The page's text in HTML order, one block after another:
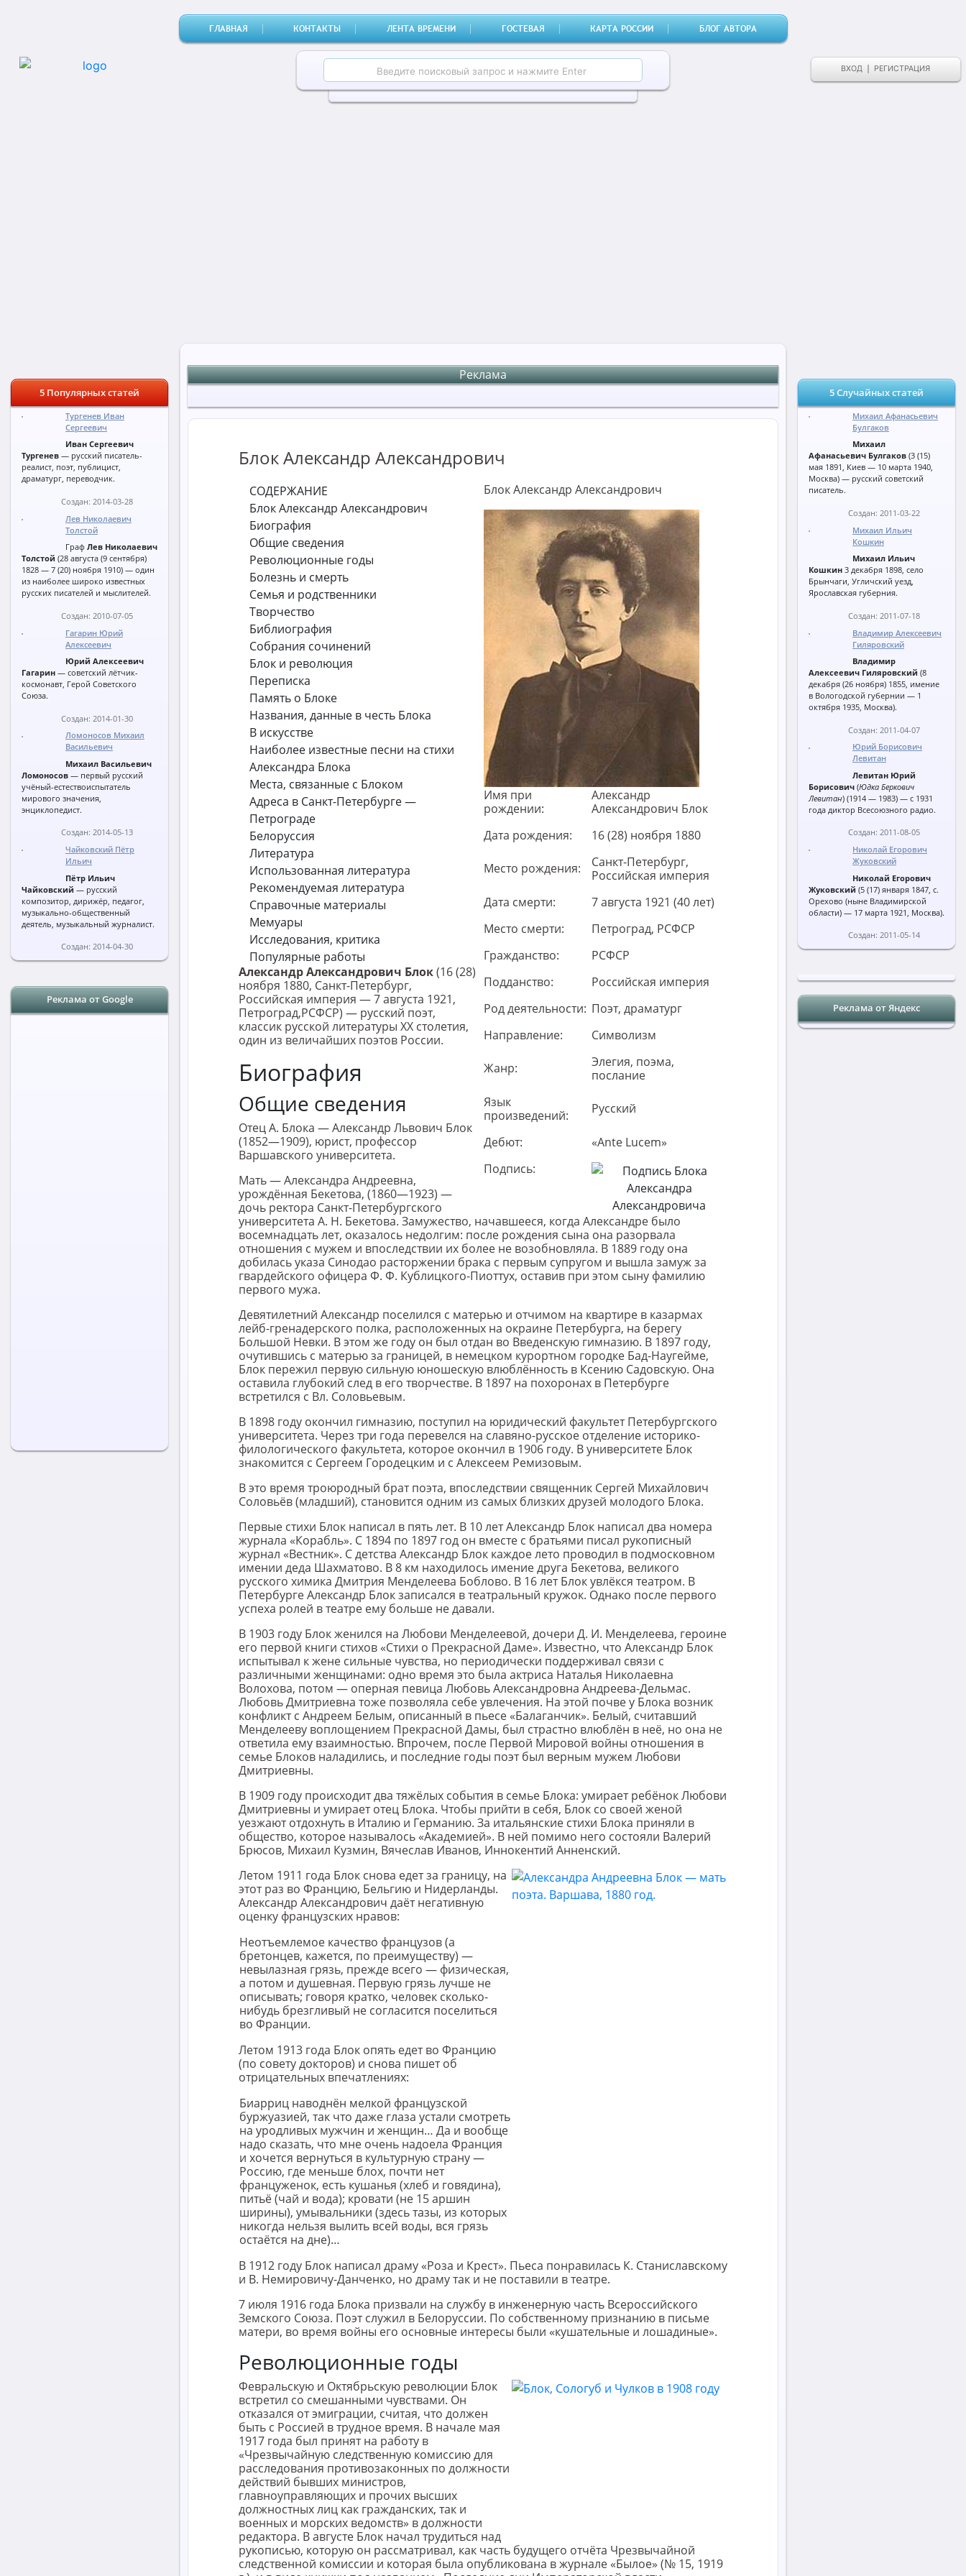
ГЛАВНАЯ КОНТАКТЫ ЛЕНТА ВРЕМЕНИ ГОСТЕВАЯ КАРТА РОССИИ БЛОГ АВТОРА
ВХОД РЕГИСТРАЦИЯ
5 Популярных статей
Тургенев Иван
Сергеевич
Иван Сергеевич
Тургенев — русский писатель-
реалист, поэт, публицист,
драматург, переводчик.
Создан: 2014-03-28
Лев Николаевич
Толстой
Граф Лев Николаевич
Толстой (28 августа (9 сентября)
1828 — 7 (20) ноября 1910) — один
из наиболее широко известных
русских писателей и мыслителей.
Создан: 2010-07-05
Гагарин Юрий
Алексеевич
Юрий Алексеевич
Гагарин — советский лётчик-
космонавт, Герой Советского
Союза.
Создан: 2014-01-30
Ломоносов Михаил
Васильевич
Михаил Васильевич
Ломоносов — первый русский
учёный-естествоиспытатель
мирового значения,
энциклопедист.
Создан: 2014-05-13
Чайковский Пётр
Ильич
Пётр Ильич
Чайковский — русский
композитор, дирижёр, педагог,
музыкально-общественный
деятель, музыкальный журналист.
Создан: 2014-04-30
Реклама от Google
Реклама
Блок Александр Александрович
Блок Александр Александрович
Имя при
рождении:
Александр
Александрович Блок
Дата рождения:
16 (28) ноября 1880
Место рождения:
Санкт-Петербург,
Российская империя
Дата смерти:
7 августа 1921 (40 лет)
Место смерти:
Петроград, РСФСР
Гражданство:
РСФСР
Подданство:
Российская империя
Род деятельности: Поэт, драматург
Направление:
Символизм
Жанр:
Элегия, поэма,
послание
Язык
произведений:
Русский
Дебют:
«Ante Lucem»
Подпись:
СОДЕРЖАНИЕ
Блок Александр Александрович
Биография
Общие сведения
Революционные годы
Болезнь и смерть
Семья и родственники
Творчество
Библиография
Собрания сочинений
Блок и революция
Переписка
Память о Блоке
Названия, данные в честь Блока
В искусстве
Наиболее известные песни на стихи
Александра Блока
Места, связанные с Блоком
Адреса в Санкт-Петербурге —
Петрограде
Белоруссия
Литература
Использованная литература
Рекомендуемая литература
Справочные материалы
Мемуары
Исследования, критика
Популярные работы
Александр Александрович Блок(16 (28)
ноября 1880, Санкт-Петербург,
Российская империя — 7 августа 1921,
Петроград,РСФСР) — русский поэт,
классик русской литературы XX столетия,
один из величайших поэтов России.
Биография
Общие сведения
Отец А. Блока — Александр Львович Блок
(1852—1909), юрист, профессор
Варшавского университета.
Мать — Александра Андреевна,
урождённая Бекетова, (1860—1923) —
дочь ректора Санкт-Петербургского
университета А. Н. Бекетова. Замужество, начавшееся, когда Александре было
восемнадцать лет, оказалось недолгим: после рождения сына она разорвала
отношения с мужем и впоследствии их более не возобновляла. В 1889 году она
добилась указа Синодао расторжении брака с первым супругом и вышла замуж за
гвардейского офицера Ф. Ф. Кублицкого-Пиоттух, оставив при этом сыну фамилию
первого мужа.
Девятилетний Александр поселился с матерью и отчимом на квартире в казармах
лейб-гренадерского полка, расположенных на окраине Петербурга, на берегу
Большой Невки. В этом же году он был отдан во Введенскую гимназию. В 1897 году,
очутившись с матерью за границей, в немецком курортном городке Бад-Наугейме,
Блок пережил первую сильную юношескую влюблённость в Ксению Садовскую. Она
оставила глубокий след в его творчестве. В 1897 на похоронах в Петербурге
встретился с Вл. Соловьевым.
В 1898 году окончил гимназию, поступил на юридический факультет Петербургского
университета. Через три года перевелся на славяно-русское отделение историко-
филологического факультета, которое окончил в 1906 году. В университете Блок
знакомится с Сергеем Городецким и с Алексеем Ремизовым.
В это время троюродный брат поэта, впоследствии священник Сергей Михайлович
Соловьёв (младший), становится одним из самых близких друзей молодого Блока.
Первые стихи Блок написал в пять лет. В 10 лет Александр Блок написал два номера
журнала «Корабль». С 1894 по 1897 год он вместе с братьями писал рукописный
журнал «Вестник». С детства Александр Блок каждое лето проводил в подмосковном
имении деда Шахматово. В 8 км находилось имение друга Бекетова, великого
русского химика Дмитрия Менделеева Боблово. В 16 лет Блок увлёкся театром. В
Петербурге Александр Блок записался в театральный кружок. Однако после первого
успеха ролей в театре ему больше не давали.
В 1903 году Блок женился на Любови Менделеевой, дочери Д. И. Менделеева, героине
его первой книги стихов «Стихи о Прекрасной Даме». Известно, что Александр Блок
испытывал к жене сильные чувства, но периодически поддерживал связи с
различными женщинами: одно время это была актриса Наталья Николаевна
Волохова, потом — оперная певица Любовь Александровна Андреева-Дельмас.
Любовь Дмитриевна тоже позволяла себе увлечения. На этой почве у Блока возник
конфликт с Андреем Белым, описанный в пьесе «Балаганчик». Белый, считавший
Менделееву воплощением Прекрасной Дамы, был страстно влюблён в неё, но она не
ответила ему взаимностью. Впрочем, после Первой Мировой войны отношения в
семье Блоков наладились, и последние годы поэт был верным мужем Любови
Дмитриевны.
В 1909 году происходит два тяжёлых события в семье Блока: умирает ребёнок Любови
Дмитриевны и умирает отец Блока. Чтобы прийти в себя, Блок со своей женой
уезжают отдохнуть в Италию и Германию. За итальянские стихи Блока приняли в
общество, которое называлось «Академией». В ней помимо него состояли Валерий
Брюсов, Михаил Кузмин, Вячеслав Иванов, Иннокентий Анненский.
Летом 1911 года Блок снова едет за границу, на
этот раз во Францию, Бельгию и Нидерланды.
Александр Александрович даёт негативную
оценку французских нравов:
Неотъемлемое качество французов (а
бретонцев, кажется, по преимуществу) —
невылазная грязь, прежде всего — физическая,
а потом и душевная. Первую грязь лучше не
описывать; говоря кратко, человек сколько-
нибудь брезгливый не согласится поселиться
во Франции.
Летом 1913 года Блок опять едет во Францию
(по совету докторов) и снова пишет об
отрицательных впечатлениях:
Биарриц наводнён мелкой французской
буржуазией, так что даже глаза устали смотреть
на уродливых мужчин и женщин… Да и вообще
надо сказать, что мне очень надоела Франция
и хочется вернуться в культурную страну —
Россию, где меньше блох, почти нет
француженок, есть кушанья (хлеб и говядина),
питьё (чай и вода); кровати (не 15 аршин
ширины), умывальники (здесь тазы, из которых
никогда нельзя вылить всей воды, вся грязь
остаётся на дне)…
В 1912 году Блок написал драму «Роза и Крест». Пьеса понравилась К. Станиславскому
и В. Немировичу-Данченко, но драму так и не поставили в театре.
7 июля 1916 года Блока призвали на службу в инженерную часть Всероссийского
Земского Союза. Поэт служил в Белоруссии. По собственному признанию в письме
матери, во время войны его основные интересы были «кушательные и лошадиные».
Революционные годы
Февральскую и Октябрьскую революции Блок
встретил со смешанными чувствами. Он
отказался от эмиграции, считая, что должен
быть с Россией в трудное время. В начале мая
1917 года был принят на работу в
«Чрезвычайную следственную комиссию для
расследования противозаконных по должности
действий бывших министров,
главноуправляющих и прочих высших
должностных лиц как гражданских, так и
военных и морских ведомств» в должности
редактора. В августе Блок начал трудиться над
рукописью, которую он рассматривал, как часть будущего отчёта Чрезвычайной
следственной комиссии и которая была опубликована в журнале «Былое» (№ 15, 1919
5 Случайных статей
Михаил Афанасьевич
Булгаков
Михаил
Афанасьевич Булгаков (3 (15)
мая 1891, Киев — 10 марта 1940,
Москва) — русский советский
писатель.
Создан: 2011-03-22
Михаил Ильич
Кошкин
Михаил Ильич
Кошкин 3 декабря 1898, село
Брынчаги, Угличский уезд,
Ярославская губерния.
Создан: 2011-07-18
Владимир Алексеевич
Гиляровский
Владимир
Алексеевич Гиляровский (8
декабря (26 ноября) 1855, имение
в Вологодской губернии — 1
октября 1935, Москва).
Создан: 2011-04-07
Юрий Борисович
Левитан
Левитан Юрий
Борисович (Юдка Беркович
Левитан) (1914 — 1983) — с 1931
года диктор Всесоюзного радио.
Создан: 2011-08-05
Николай Егорович
Жуковский
Николай Егорович
Жуковский (5 (17) января 1847, с.
Орехово (ныне Владимирской
области) — 17 марта 1921, Москва).
Создан: 2011-05-14
Реклама от Яндекс